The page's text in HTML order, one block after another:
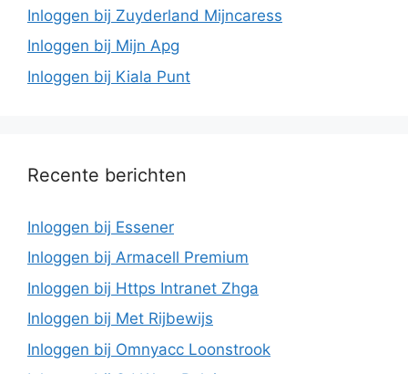
Inloggen bij Zuyderland Mijncaress
Inloggen bij Mijn Apg
Inloggen bij Kiala Punt
Recente berichten
Inloggen bij Essener
Inloggen bij Armacell Premium
Inloggen bij Https Intranet Zhga
Inloggen bij Met Rijbewijs
Inloggen bij Omnyacc Loonstrook